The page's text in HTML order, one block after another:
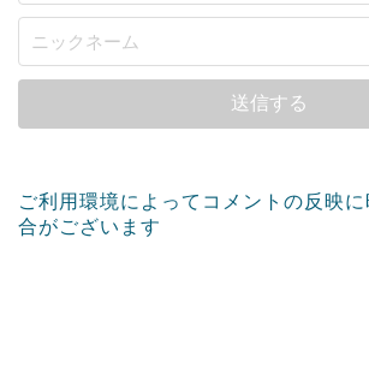
ご利用環境によってコメントの反映
合がございます